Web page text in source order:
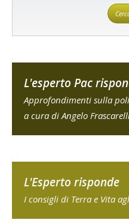
L'esperto Pac
Approfondimenti sulla
a cura di Angelo
L'Esperto risponde
I consigli di Terra e Vita